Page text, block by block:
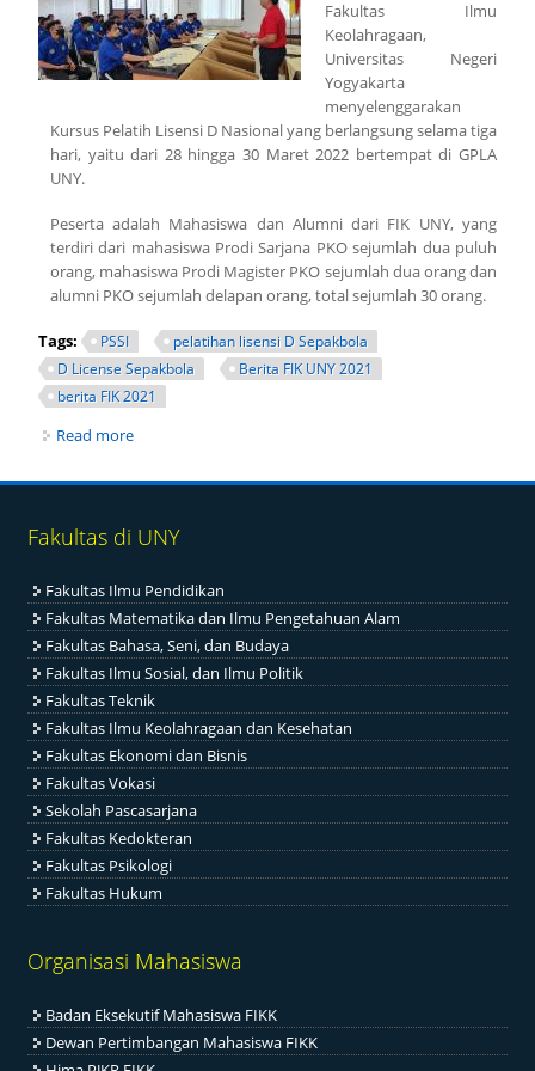
Fakultas Ilmu
Keolahragaan,
Universitas Negeri
Yogyakarta
menyelenggarakan
Kursus Pelatih Lisensi D Nasional yang berlangsung selama tiga
hari, yaitu dari 28 hingga 30 Maret 2022 bertempat di GPLA
UNY.
Peserta adalah Mahasiswa dan Alumni dari FIK UNY, yang
terdiri dari mahasiswa Prodi Sarjana PKO sejumlah dua puluh
orang, mahasiswa Prodi Magister PKO sejumlah dua orang dan
alumni PKO sejumlah delapan orang, total sejumlah 30 orang.
Tags: PSSI
pelatihan lisensi D Sepakbola
D License Sepakbola
Berita FIK UNY 2021
berita FIK 2021
Read more
Fakultas di UNY
Fakultas Ilmu Pendidikan
Fakultas Matematika dan Ilmu Pengetahuan Alam
Fakultas Bahasa, Seni, dan Budaya
Fakultas Ilmu Sosial, dan Ilmu Politik
Fakultas Teknik
Fakultas Ilmu Keolahragaan dan Kesehatan
Fakultas Ekonomi dan Bisnis
Fakultas Vokasi
Sekolah Pascasarjana
Fakultas Kedokteran
Fakultas Psikologi
Fakultas Hukum
Organisasi Mahasiswa
Badan Eksekutif Mahasiswa FIKK
Dewan Pertimbangan Mahasiswa FIKK